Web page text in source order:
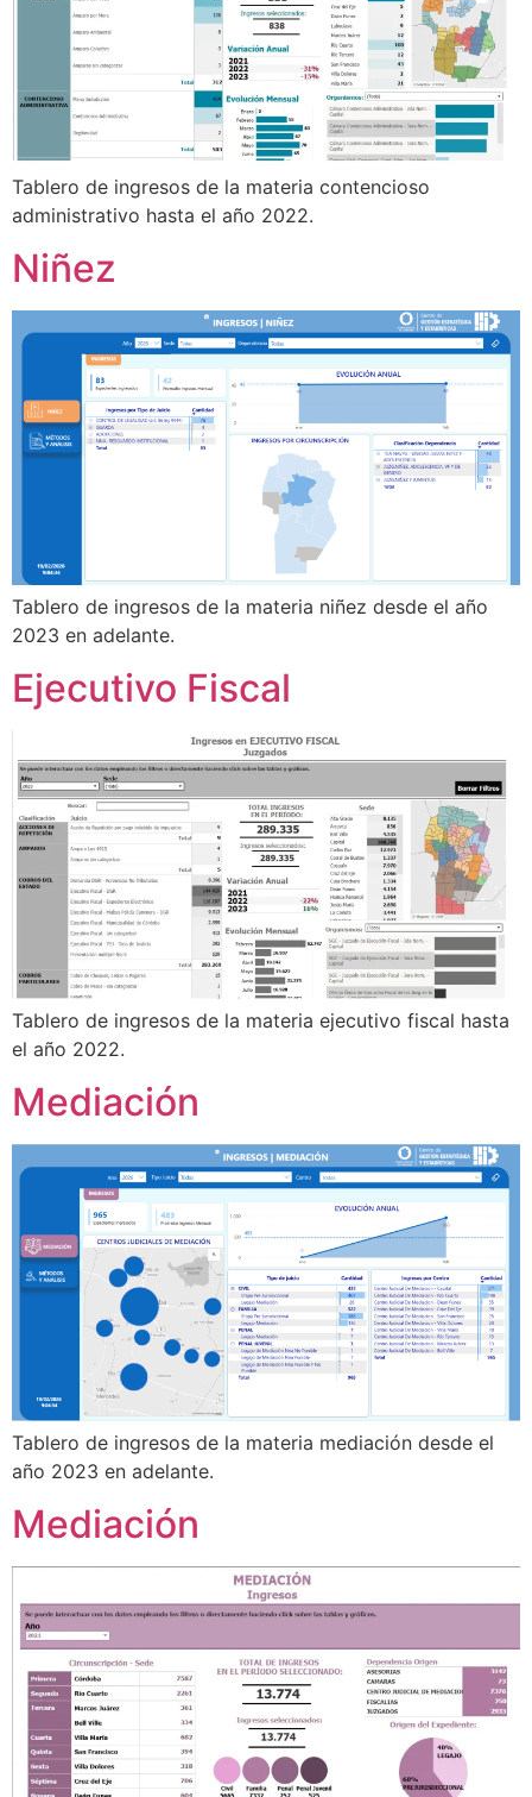
Tablero de ingresos de la materia contencioso
administrativo hasta el año 2022.
Niñez
Tablero de ingresos de la materia niñez desde el año
2023 en adelante.
Ejecutivo Fiscal
Tablero de ingresos de la materia ejecutivo fiscal hasta
el año 2022.
Mediación
Tablero de ingresos de la materia mediación desde el
año 2023 en adelante.
Mediación